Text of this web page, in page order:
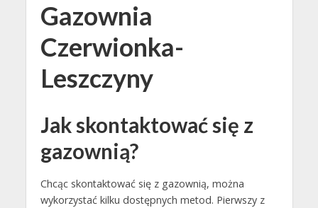
Gazownia
Czerwionka-
Leszczyny
Jak skontaktować się z
gazownią?
Chcąc skontaktować się z gazownią, można
wykorzystać kilku dostępnych metod. Pierwszy z